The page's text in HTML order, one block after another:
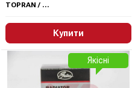
TOPRAN / HANS PRIES
Купити
Якісні